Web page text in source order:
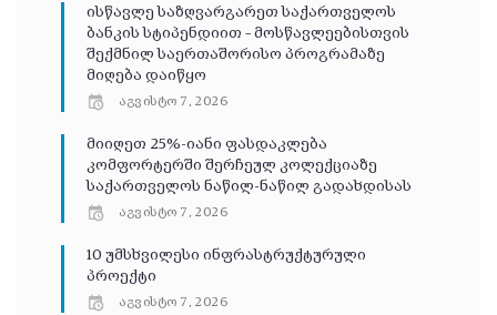
ისწავლე საზღვარგარეთ საქართველოს
ბანკის სტიპენდიით – მოსწავლეებისთვის
შექმნილ საერთაშორისო პროგრამაზე
მიღება დაიწყო
აგვისტო 7, 2026
მიიღეთ 25%-იანი ფასდაკლება
კომფორტერში შერჩეულ კოლექციაზე
საქართველოს ნაწილ-ნაწილ გადახდისას
აგვისტო 7, 2026
10 უმსხვილესი ინფრასტრუქტურული
პროექტი
აგვისტო 7, 2026